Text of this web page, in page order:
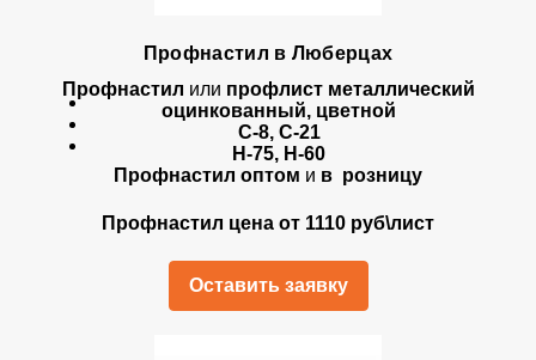
Профнастил в Люберцах
Профнастил или профлист металлический
оцинкованный, цветной
С-8, С-21
Н-75, Н-60
Профнастил оптом и в розницу
Профнастил цена от 1110 руб\лист
Оставить заявку